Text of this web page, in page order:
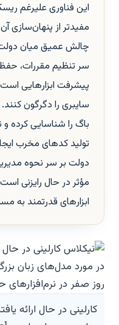
این فناوری علیرغم
مفیدتر از
چالش عمیق میان
سر تنظیم مقررات،
پیشرفت ابزارهایی
سایبری را دگرگون
باگ را شناسایی کرده و
تولید کدهای مخرب
دولت بر سر نحوه
مؤثر در حال رایزنی است
ابزارهای قدرتمند به
کارلینی در حال ارائه